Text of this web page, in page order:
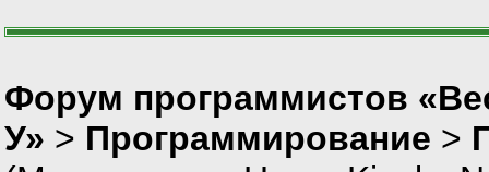
Форум программистов
У» > Программирование >